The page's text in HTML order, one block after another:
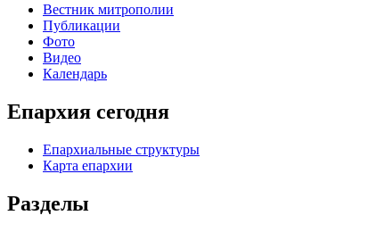
Вестник митрополии
Публикации
Фото
Видео
Календарь
Епархия сегодня
Епархиальные структуры
Карта епархии
Разделы